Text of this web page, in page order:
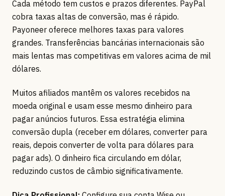
Cada método tem custos e prazos diferentes. PayPal
cobra taxas altas de conversão, mas é rápido.
Payoneer oferece melhores taxas para valores
grandes. Transferências bancárias internacionais são
mais lentas mas competitivas em valores acima de mil
dólares.
Muitos afiliados mantêm os valores recebidos na
moeda original e usam esse mesmo dinheiro para
pagar anúncios futuros. Essa estratégia elimina
conversão dupla (receber em dólares, converter para
reais, depois converter de volta para dólares para
pagar ads). O dinheiro fica circulando em dólar,
reduzindo custos de câmbio significativamente.